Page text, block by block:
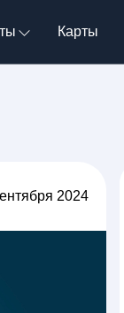
Карты
2024